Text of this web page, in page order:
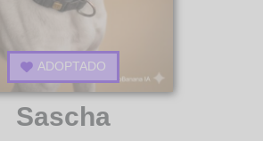
ADOPTADO
Sascha